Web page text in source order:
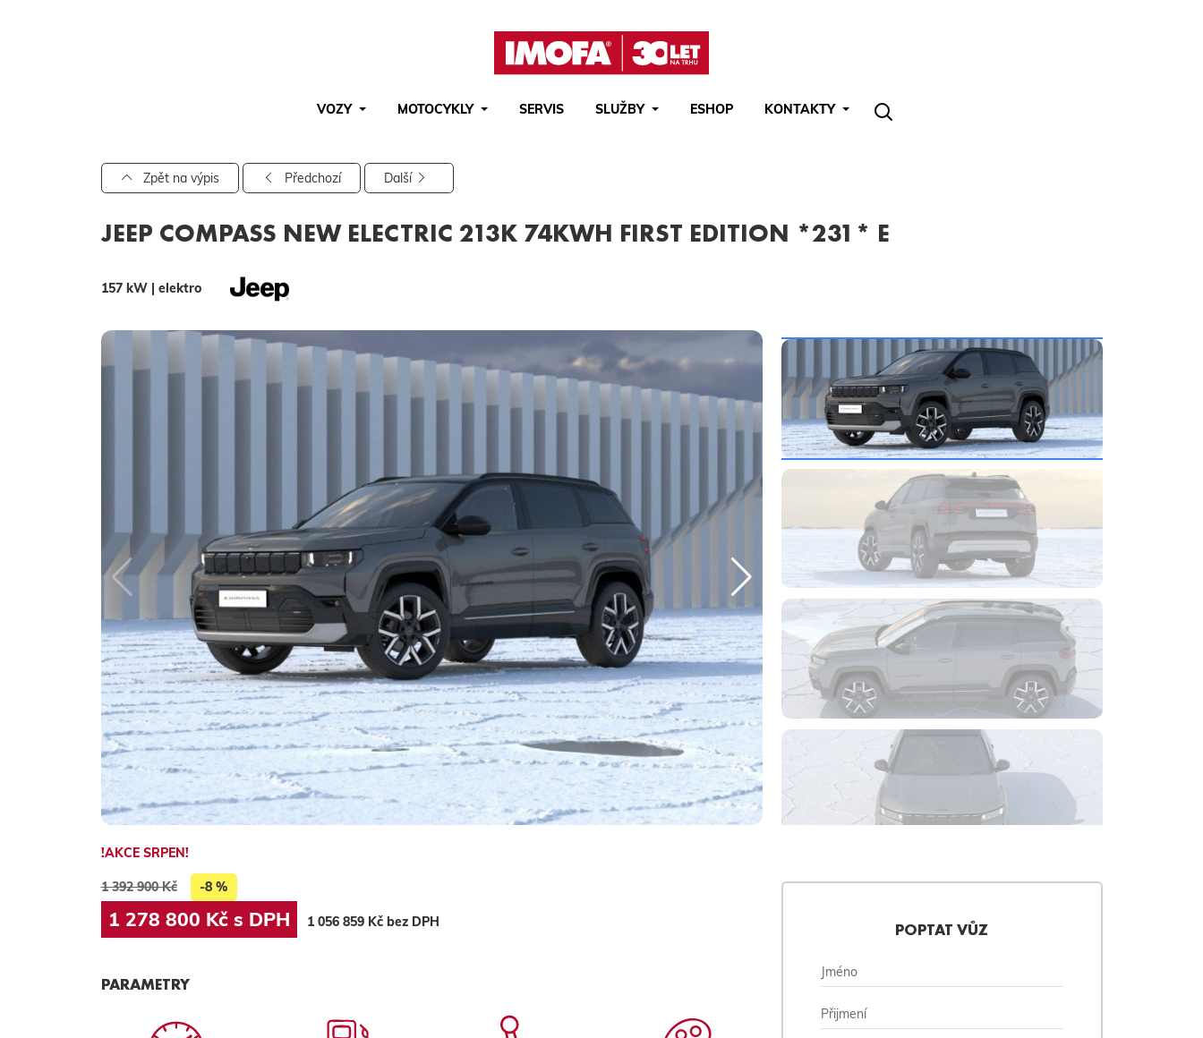
VOZY MOTOCYKLY SERVIS SLUŽBY ESHOP
KONTAKTY
Pro vyhledávání zadejte alespoň 3 znaky.
Zpět na výpis Předchozí Další
JEEP COMPASS NEW ELECTRIC 213K 74KWH FIRST EDITION *231* E
157 kW | elektro
!AKCE SRPEN!
1 392 900 Kč -8 %
1 278 800 Kč s DPH 1 056 859 Kč bez DPH
PARAMETRY
POPTAT VŮZ